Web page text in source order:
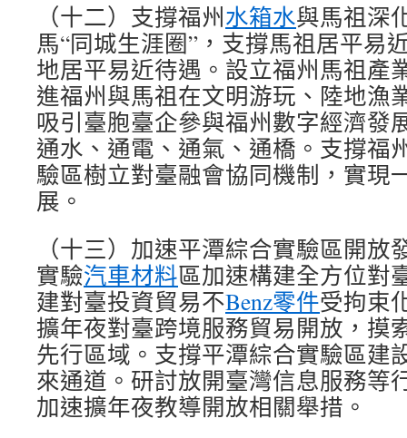
（十二）支撐福州水箱水與馬祖深
馬“同城生涯圈”，支撐馬祖居平易
地居平易近待遇。設立福州馬祖產
進福州與馬祖在文明游玩、陸地漁
吸引臺胞臺企參與福州數字經濟發
通水、通電、通氣、通橋。支撐福
驗區樹立對臺融會協同機制，實現
展。
（十三）加速平潭綜合實驗區開放
實驗汽車材料區加速構建全方位對
建對臺投資貿易不Benz零件受拘束
擴年夜對臺跨境服務貿易開放，摸
先行區域。支撐平潭綜合實驗區建
來通道。研討放開臺灣信息服務等
加速擴年夜教導開放相關舉措。